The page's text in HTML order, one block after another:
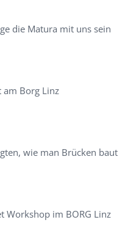
die Matura mit uns sein
Borg Linz
wie man Brücken baut
Workshop im BORG Linz